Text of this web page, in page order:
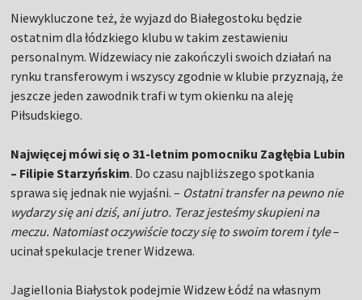
Niewykluczone też, że wyjazd do Białegostoku będzie
ostatnim dla łódzkiego klubu w takim zestawieniu
personalnym. Widzewiacy nie zakończyli swoich działań na
rynku transferowym i wszyscy zgodnie w klubie przyznają, że
jeszcze jeden zawodnik trafi w tym okienku na aleję
Piłsudskiego.
Najwięcej mówi się o 31-letnim pomocniku Zagłębia Lubin
– Filipie Starzyńskim. Do czasu najbliższego spotkania
sprawa się jednak nie wyjaśni. – Ostatni transfer na pewno nie
wydarzy się ani dziś, ani jutro. Teraz jesteśmy skupieni na
meczu. Natomiast oczywiście toczy się to swoim torem i tyle–
ucinał spekulacje trener Widzewa.
Jagiellonia Białystok podejmie Widzew Łódź na własnym